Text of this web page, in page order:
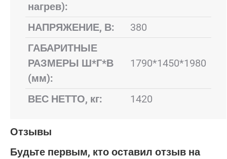
нагрев):
НАПРЯЖЕНИЕ, В:
380
ГАБАРИТНЫЕ
РАЗМЕРЫ Ш*Г*В
(мм):
1790*1450*1980
ВЕС НЕТТО, кг: 1420
Отзывы
Будьте первым, кто оставил отзыв на